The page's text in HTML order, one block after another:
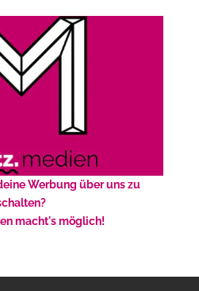
Werbung über uns zu
macht's möglich!